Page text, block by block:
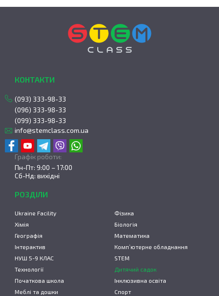
КОНТАКТИ
(093) 333-98-33
(096) 333-98-33
(099) 333-98-33
info@stemclass.com.ua
Графік роботи:
Пн-Пт: 9:00 – 17:00
Сб-Нд: вихідні
РОЗДІЛИ
Ukraine Facility
Фізика
Хімія
Біологія
Географія
Математика
Інтерактив
Комп’ютерне обладнання
НУШ 5-9 КЛАС
STEM
Технології
Дитячий садок
Початкова школа
Інклюзивна освіта
Меблі та дошки
Спорт